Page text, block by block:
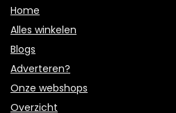
Home
Alles winkelen
Blogs
Adverteren?
Onze webshops
Overzicht